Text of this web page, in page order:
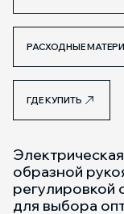
РАСХОДНЫЕ
ГДЕ КУПИТЬ
образной
регулировкой
для выбора